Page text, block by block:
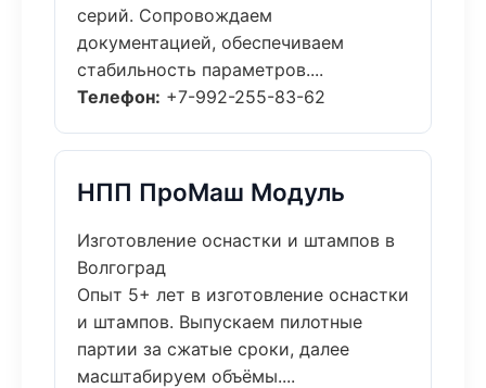
серий. Сопровождаем
документацией, обеспечиваем
стабильность параметров....
Телефон: +7-992-255-83-62
НПП ПроМаш Модуль
Изготовление оснастки и штампов в
Волгоград
Опыт 5+ лет в изготовление оснастки
и штампов. Выпускаем пилотные
партии за сжатые сроки, далее
масштабируем объёмы....